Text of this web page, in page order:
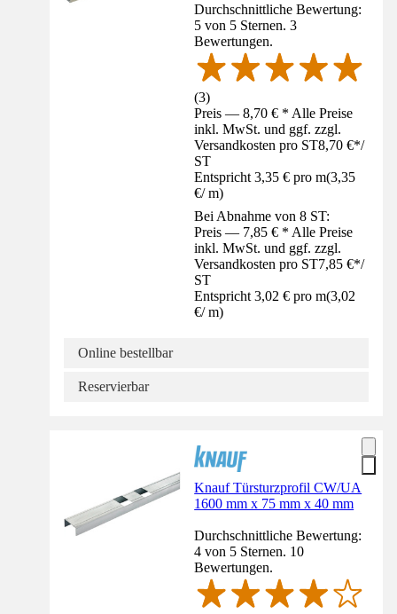
Durchschnittliche Bewertung:
5 von 5 Sternen. 3
Bewertungen.
(3)
Preis — 8,70 € * Alle Preise
inkl. MwSt. und ggf. zzgl.
Versandkosten pro ST8,70 €*/
ST
Entspricht 3,35 € pro m(3,35
€/ m)
Bei Abnahme von 8 ST:
Preis — 7,85 € * Alle Preise
inkl. MwSt. und ggf. zzgl.
Versandkosten pro ST7,85 €*/
ST
Entspricht 3,02 € pro m(3,02
€/ m)
Online bestellbar
Reservierbar
Knauf Türsturzprofil CW/UA
1600 mm x 75 mm x 40 mm
Durchschnittliche Bewertung:
4 von 5 Sternen. 10
Bewertungen.